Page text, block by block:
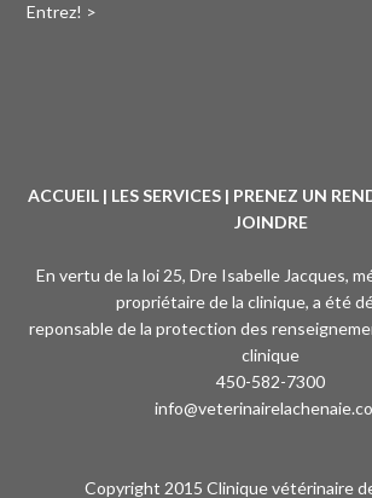
Entrez! >
ACCUEIL| LES SERVICES| PRENEZ UN
JOINDRE
En vertu de la loi 25, Dre Isabelle Jacques,
propriétaire de la clinique, a été
reponsable de la protection des
clinique
450-582-7300
Copyright 2015 Clinique vétérinaire